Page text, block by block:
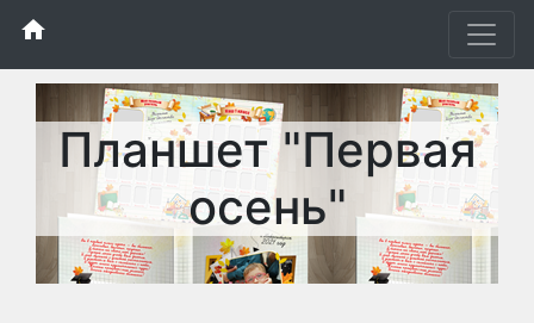
home
Планшет "Первая
осень"